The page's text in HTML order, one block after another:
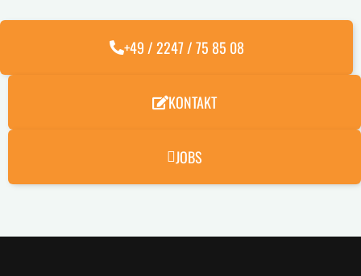
+49 / 2247 / 75 85 08
KONTAKT
JOBS